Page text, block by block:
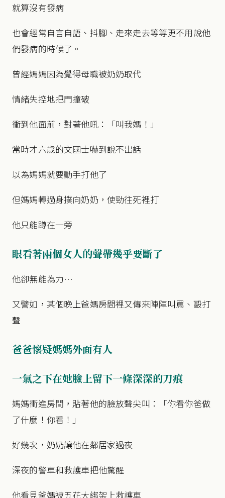
就算沒有發病
也會經常自言自語、抖腳、走來走去等等更不用說他
們發病的時候了。
曾經媽媽因為覺得母職被奶奶取代
情緒失控地把門撞破
衝到他面前，對著他吼：「叫我媽！」
當時才六歲的文國士嚇到說不出話
以為媽媽就要動手打他了
但媽媽轉過身撲向奶奶，使勁往死裡打
他只能蹲在一旁
眼看著兩個女人的聲帶幾乎要斷了
他卻無能為力…
又譬如，某個晚上爸媽房間裡又傳來陣陣叫罵、毆打
聲
爸爸懷疑媽媽外面有人
一氣之下在她臉上留下一條深深的刀痕
媽媽衝進房間，貼著他的臉放聲尖叫：「你看你爸做
了什麼！你看！」
好幾次，奶奶讓他在鄰居家過夜
深夜的警車和救護車把他驚醒
他看見爸媽被五花大綁架上救護車